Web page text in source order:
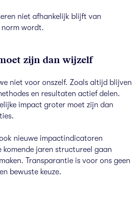
niet afhankelijk blijft van
wordt.
zijn dan wijzelf
niet voor onszelf. Zoals altijd blijven
en resultaten actief delen.
impact groter moet zijn dan
nieuwe impactindicatoren
komende jaren structureel gaan
Transparantie is voor ons geen
bewuste keuze.